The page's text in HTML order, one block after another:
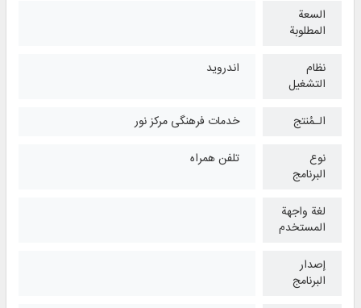
السعة
المطلوبة
نظام
التشغیل
اندروید
الـمُنتج
خدمات فرهنگی مرکز نور
نوع
البرنامج
تلفن همراه
لغة واجهة
المستخدم
إصدار
البرنامج